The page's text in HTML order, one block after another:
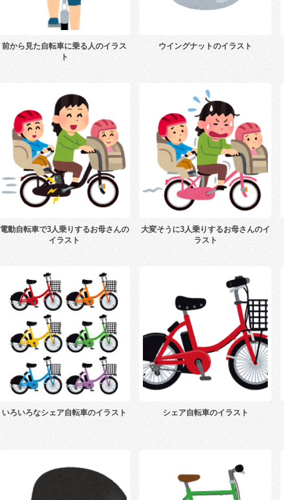
前から見た自転車に乗る人のイラス
ト
ウイングナットのイラスト
電動自転車で3人乗りするお母さんの
イラスト
大変そうに3人乗りするお母さんのイ
ラスト
いろいろなシェア自転車のイラスト シェア自転車のイラスト